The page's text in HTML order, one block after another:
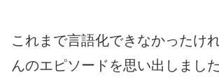
これまで言語化できなかったけ
んのエピソードを思い出しました